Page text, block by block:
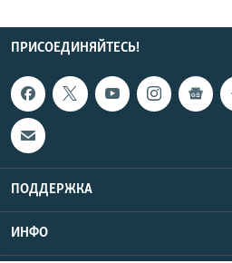
ПРИСОЕДИНЯЙТЕСЬ!
ПОДДЕРЖКА
ИНФО